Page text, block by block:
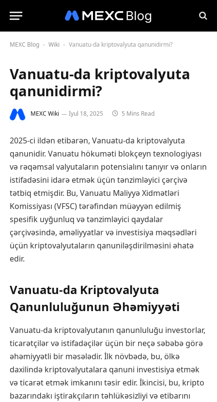
MEXC Blog - Wiki - Vanuatu-da kriptovalyuta qanunidirmi?
Vanuatu-da kriptovalyuta
qanunidirmi?
MEXC Wiki İyul 18, 2025 5 Mins Read
2025-ci ildən etibarən, Vanuatu-da kriptovalyuta
qanunidir. Vanuatu hökuməti blokçeyn texnologiyası
və rəqəmsal valyutaların potensialını tanıyır və onların
istifadəsini idarə etmək üçün tənzimləyici çərçivə
tətbiq etmişdir. Bu, Vanuatu Maliyyə Xidmətləri
Komissiyası (VFSC) tərəfindən müəyyən edilmiş
spesifik uyğunluq və tənzimləyici qaydalar
çərçivəsində, əməliyyatlar və investisiya məqsədləri
üçün kriptovalyutaların qanuniləşdirilməsini əhatə
edir.
Vanuatu-da Kriptovalyuta
Qanunluluğunun Əhəmiyyəti
Vanuatu-da kriptovalyutanın qanunluluğu investorlar,
ticarətçilər və istifadəçilər üçün bir neçə səbəbə görə
əhəmiyyətli bir məsələdir. İlk növbədə, bu, ölkə
daxilində kriptovalyutalara qanuni investisiya etmək
və ticarət etmək imkanını təsir edir. İkincisi, bu, kripto
bazarındakı iştirakçıların təhlükəsizliyi və etibarını